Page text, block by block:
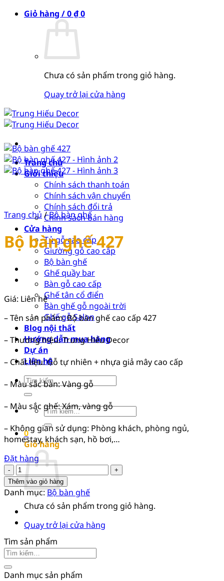
Giỏ hàng /0₫0
Chưa có sản phẩm trong giỏ hàng.
Quay trở lại cửa hàng
Trang chủ
Giới thiệu
Chính sách thanh toán
Chính sách vận chuyển
Chính sách đổi trả
Chính sách bán hàng
Cửa hàng
Tủ gỗ cao cấp
Giường gỗ cao cấp
Bộ bàn ghế
Ghế quầy bar
Bàn gỗ cao cấp
Ghế tân cổ điển
Bàn ghế gỗ ngoài trời
Ghế gỗ Salon
Blog nội thất
Hướng dẫn mua hàng
Dự án
Liên hệ
Tìm
kiếm:
Tìm
kiếm:
0
Giỏ hàng
Chưa có sản phẩm trong giỏ hàng.
Quay trở lại cửa hàng
Trang chủ / Bộ bàn ghế
Bộ bàn ghế 427
Giá: Liên hệ
– Tên sản phẩm: Bộ bàn ghế cao cấp 427
– Thương hiệu: Trung Hiếu Decor
– Chất liệu: Gỗ tự nhiên + nhựa giả mây cao cấp
– Màu sắc bàn: Vàng gỗ
– Màu sắc ghế: Xám, vàng gỗ
– Không gian sử dụng: Phòng khách, phòng ngủ,
homestay, khách sạn, hồ bơi,…
Đặt hàng
Bộ
bàn
ghế
427
số
lượng
Thêm vào giỏ hàng
Danh mục:Bộ bàn ghế
Tìm sản phẩm
Tìm
kiếm:
Danh mục sản phẩm